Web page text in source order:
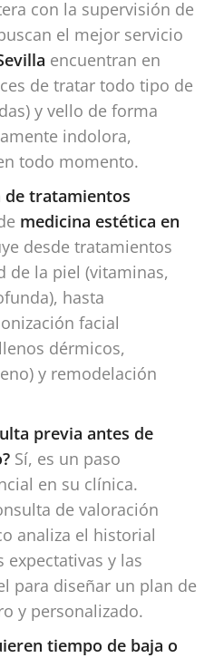
con la supervisión de
el mejor servicio
encuentran en
de tratar todo tipo de
y vello de forma
indolora,
todo momento.
de tratamientos
medicina estética en
desde tratamientos
de la piel (vitaminas,
hasta
facial
dérmicos,
y remodelación
previa antes de
Sí, es un paso
en su clínica.
de valoración
analiza el historial
expectativas y las
para diseñar un plan de
y personalizado.
tiempo de baja o